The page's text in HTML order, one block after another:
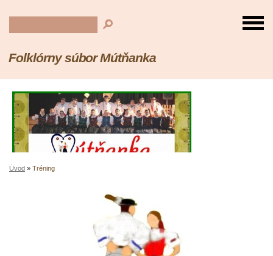
Folklórny súbor Mútňanka
Úvod » Tréning